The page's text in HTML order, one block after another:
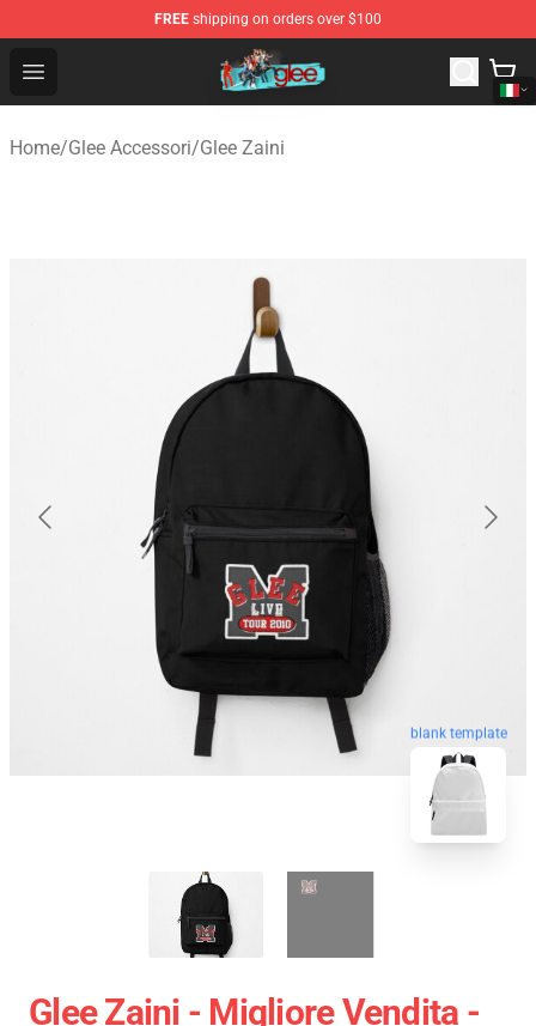
FREE shipping on orders over $100
Open menu
Glee Store - Official Glee Merchandise Shop
Home/Glee Accessori/Glee Zaini
blank template
Glee Zaini - Migliore Vendita -